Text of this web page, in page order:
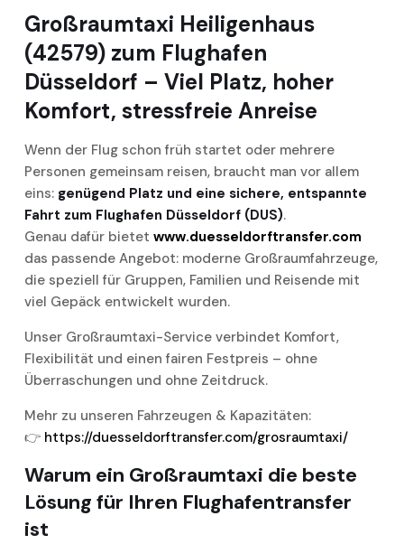
Großraumtaxi Heiligenhaus
(42579) zum Flughafen
Düsseldorf – Viel Platz, hoher
Komfort, stressfreie Anreise
Wenn der Flug schon früh startet oder mehrere
Personen gemeinsam reisen, braucht man vor allem
eins: genügend Platz und eine sichere, entspannte
Fahrt zum Flughafen Düsseldorf (DUS).
Genau dafür bietet www.duesseldorftransfer.com
das passende Angebot: moderne Großraumfahrzeuge,
die speziell für Gruppen, Familien und Reisende mit
viel Gepäck entwickelt wurden.
Unser Großraumtaxi-Service verbindet Komfort,
Flexibilität und einen fairen Festpreis – ohne
Überraschungen und ohne Zeitdruck.
Mehr zu unseren Fahrzeugen & Kapazitäten:
👉 https://duesseldorftransfer.com/grosraumtaxi/
Warum ein Großraumtaxi die beste
Lösung für Ihren Flughafentransfer
ist